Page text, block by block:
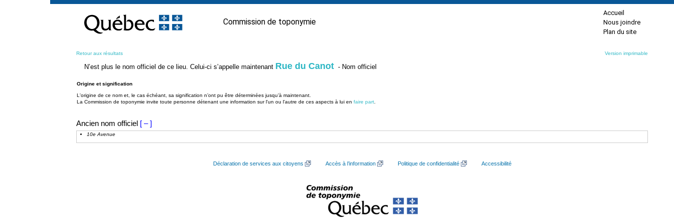
contenu
Commission de toponymie
Accueil
Nous joindre
Plan du site
Retour aux résultats Version imprimable
N’est plus le nom officiel de ce lieu. Celui-ci s’appelle maintenant Rue du Canot - Nom officiel
Origine et signification
L'origine de ce nom et, le cas échéant, sa signification n’ont pu être déterminées jusqu’à maintenant.
La Commission de toponymie invite toute personne détenant une information sur l'un ou l'autre de ces aspects à lui en faire part
Ancien nom officiel [ – ]
10e Avenue
Déclaration de services aux citoyens Accès à l’information Politique de confidentialité Accessibilité